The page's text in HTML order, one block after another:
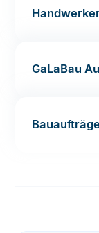
GaLaBau
Bauaufträge